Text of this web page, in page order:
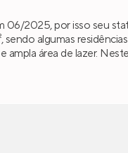
2025, por isso seu
algumas
ampla área de lazer.